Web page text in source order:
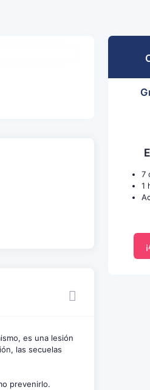
es una lesión
las secuelas
prevenirlo.
7
1